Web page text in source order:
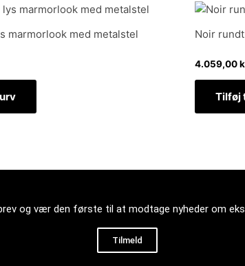
marmorlook med metalstel Noir
4.059,00
Tilføj
og vær den første til at modtage nyheder om
Tilmeld